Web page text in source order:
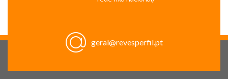
geral@revesperfil.pt